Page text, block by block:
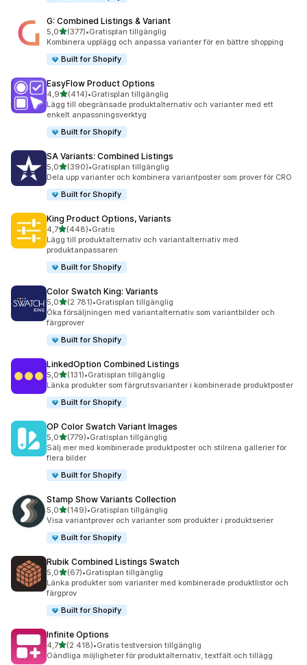
G: Combined Listings & Variant
5,0av 5 stjärnor
(377)
377 recensioner totalt
•Gratisplan tillgänglig
Kombinera upplägg och anpassa varianter för en bättre shopping
Built for Shopify
EasyFlow Product Options
4,9av 5 stjärnor
(414)
414 recensioner totalt
•Gratisplan tillgänglig
Lägg till obegränsade produktalternativ och varianter med ett
enkelt anpassningsverktyg
Built for Shopify
SA Variants: Combined Listings
5,0av 5 stjärnor
(390)
390 recensioner totalt
•Gratisplan tillgänglig
Dela upp varianter och kombinera variantposter som prover för CRO
Built for Shopify
King Product Options, Variants
4,7av 5 stjärnor
(448)
448 recensioner totalt
•Gratis
Lägg till produktalternativ och variantalternativ med
produktanpassaren
Built for Shopify
Color Swatch King: Variants
5,0av 5 stjärnor
(2 781)
2781 recensioner totalt
•Gratisplan tillgänglig
Öka försäljningen med variantalternativ som variantbilder och
färgprover
Built for Shopify
LinkedOption Combined Listings
5,0av 5 stjärnor
(131)
131 recensioner totalt
•Gratisplan tillgänglig
Länka produkter som färgrutsvarianter i kombinerade produktposter
Built for Shopify
OP Color Swatch Variant Images
5,0av 5 stjärnor
(779)
779 recensioner totalt
•Gratisplan tillgänglig
Sälj mer med kombinerade produktposter och stilrena gallerier för
flera bilder
Built for Shopify
Stamp Show Variants Collection
5,0av 5 stjärnor
(149)
149 recensioner totalt
•Gratisplan tillgänglig
Visa variantprover och varianter som produkter i produktserier
Built for Shopify
Rubik Combined Listings Swatch
5,0av 5 stjärnor
(67)
67 recensioner totalt
•Gratisplan tillgänglig
Länka produkter som varianter med kombinerade produktlistor och
färgprov
Built for Shopify
Infinite Options
4,7av 5 stjärnor
(2 418)
2418 recensioner totalt
•Gratis testversion tillgänglig
Oändliga möjligheter för produktalternativ, textfält och tillägg